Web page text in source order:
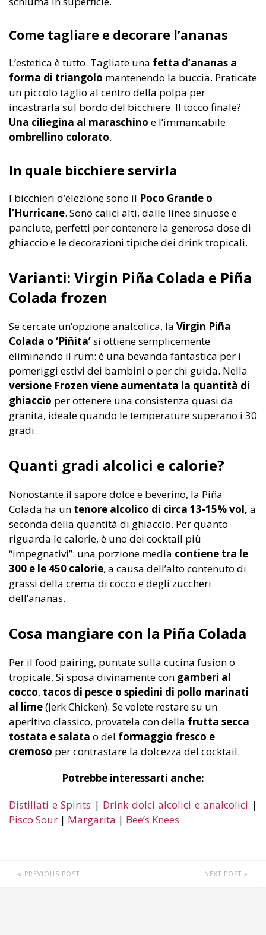
Come tagliare e decorare l’ananas
L’estetica è tutto. Tagliate una fetta d’ananas a
forma di triangolo mantenendo la buccia. Praticate
un piccolo taglio al centro della polpa per
incastrarla sul bordo del bicchiere. Il tocco finale?
Una ciliegina al maraschino e l’immancabile
ombrellino colorato.
In quale bicchiere servirla
I bicchieri d’elezione sono il Poco Grande o
l’Hurricane. Sono calici alti, dalle linee sinuose e
panciute, perfetti per contenere la generosa dose di
ghiaccio e le decorazioni tipiche dei drink tropicali.
Varianti: Virgin Piña Colada e Piña
Colada frozen
Se cercate un’opzione analcolica, la Virgin Piña
Colada o ‘Piñita’si ottiene semplicemente
eliminando il rum: è una bevanda fantastica per i
pomeriggi estivi dei bambini o per chi guida. Nella
versione Frozen viene aumentata la quantità di
ghiaccio per ottenere una consistenza quasi da
granita, ideale quando le temperature superano i 30
gradi.
Quanti gradi alcolici e calorie?
Nonostante il sapore dolce e beverino, la Piña
Colada ha un tenore alcolico di circa 13-15% vol, a
seconda della quantità di ghiaccio. Per quanto
riguarda le calorie, è uno dei cocktail più
“impegnativi”: una porzione media contiene tra le
300 e le 450 calorie, a causa dell’alto contenuto di
grassi della crema di cocco e degli zuccheri
dell’ananas.
Cosa mangiare con la Piña Colada
Per il food pairing, puntate sulla cucina fusion o
tropicale. Si sposa divinamente con gamberi al
cocco, tacos di pesce o spiedini di pollo marinati
al lime(Jerk Chicken). Se volete restare su un
aperitivo classico, provatela con della frutta secca
tostata e salata o del formaggio fresco e
cremoso per contrastare la dolcezza del cocktail.
Potrebbe interessarti anche:
Distillati e Spirits | Drink dolci alcolici e analcolici |
Pisco Sour | Margarita | Bee’s Knees
PREVIOUS POST NEXT POST